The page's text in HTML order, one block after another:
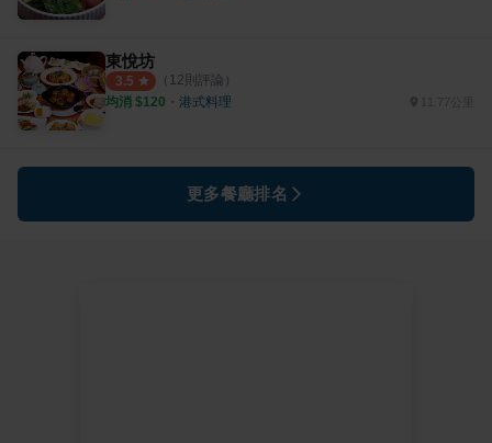
東悅坊
3.5 （ 12則評論）
均消 $120 ・ 港式料理 11.77公里
更多餐廳排名